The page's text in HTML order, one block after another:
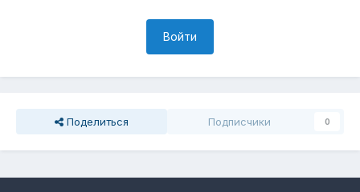
Войти
Поделиться Подписчики 0